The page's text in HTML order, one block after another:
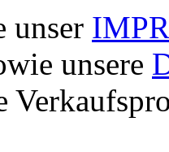
unser
unsere